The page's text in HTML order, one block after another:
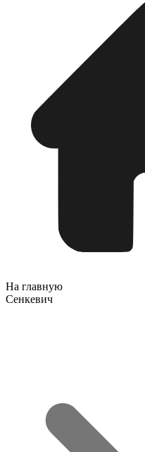
На главную
Сенкевич